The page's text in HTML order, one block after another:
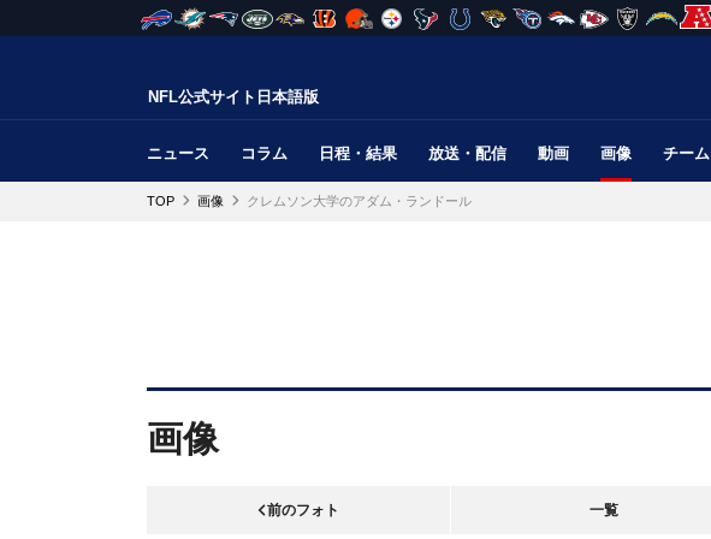
NFL公式サイト日本語版
ニュース コラム 日程・結果 放送・配信 動画 画像 チーム
TOP 画像 クレムソン大学のアダム・ランドール
画像
前のフォト 一覧